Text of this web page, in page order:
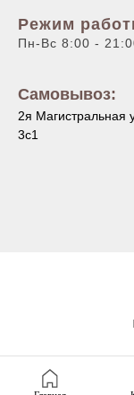
Режим
Пн-Вс 8:00 -
Самовывоз:
2я Магистральная
3с1